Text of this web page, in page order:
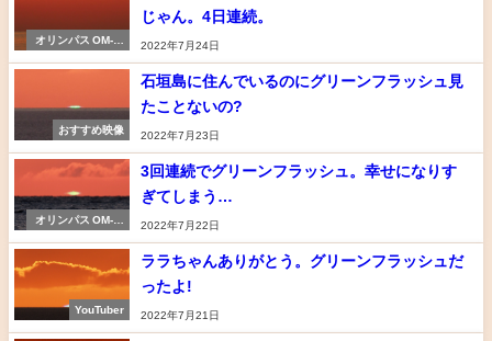
オリンパス OM-D
じゃん。4日連続。
2022年7月24日
おすすめ映像
石垣島に住んでいるのにグリーンフラッシュ見
たことないの?
2022年7月23日
オリンパス OM-D
3回連続でグリーンフラッシュ。幸せになりす
ぎてしまう…
2022年7月22日
YouTuber
ララちゃんありがとう。グリーンフラッシュだ
ったよ!
2022年7月21日